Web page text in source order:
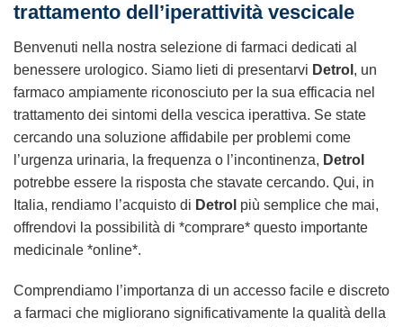
trattamento dell’iperattività vescicale
Benvenuti nella nostra selezione di farmaci dedicati al
benessere urologico. Siamo lieti di presentarvi Detrol , un
farmaco ampiamente riconosciuto per la sua efficacia nel
trattamento dei sintomi della vescica iperattiva. Se state
cercando una soluzione affidabile per problemi come
l’urgenza urinaria, la frequenza o l’incontinenza, Detrol
potrebbe essere la risposta che stavate cercando. Qui, in
Italia, rendiamo l’acquisto di Detrol più semplice che mai,
offrendovi la possibilità di *comprare* questo importante
medicinale *online*.
Comprendiamo l’importanza di un accesso facile e discreto
a farmaci che migliorano significativamente la qualità della